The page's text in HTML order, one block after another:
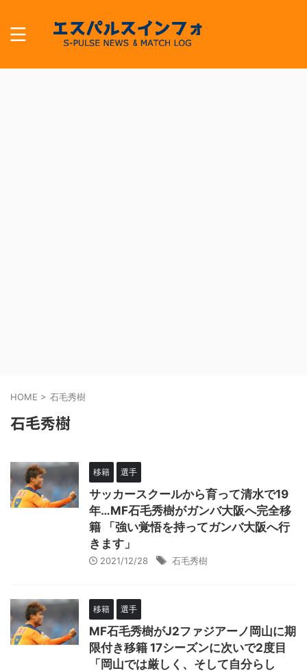
HOME > 石毛秀樹
石毛秀樹
移籍 選手
サッカースクールから育って清水で19
年…MF石毛秀樹がガンバ大阪へ完全移
籍 「強い覚悟を持ってガンバ大阪へ行
きます」
2021/12/28 石毛秀樹
移籍 選手
MF石毛秀樹がJ2ファジアーノ岡山に期
限付き移籍 17シーズンに次いで2度目
「岡山では厳しく、そして自分らし